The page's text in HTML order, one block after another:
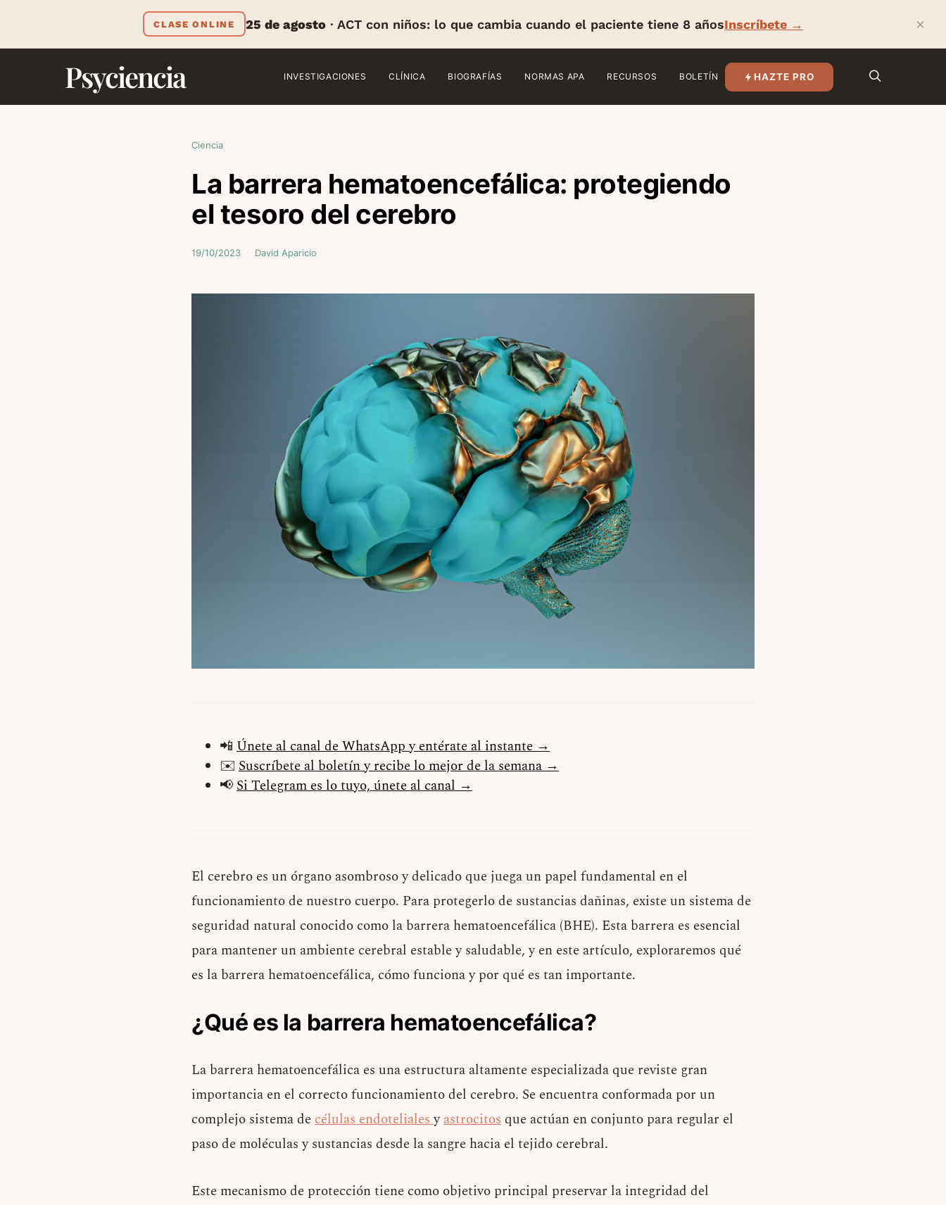
CLASE ONLINE 25 de agosto · ACT con niños: lo que cambia cuando el paciente tiene 8 añosInscríbete → ×
Psyciencia INVESTIGACIONES CLÍNICA BIOGRAFÍAS NORMAS APA RECURSOS BOLETÍN HAZTE PRO
Ciencia
La barrera hematoencefálica: protegiendo
el tesoro del cerebro
19/10/2023 David Aparicio
📲 Únete al canal de WhatsApp y entérate al instante →
✉️ Suscríbete al boletín y recibe lo mejor de la semana →
📢Si Telegram es lo tuyo, únete al canal →
El cerebro es un órgano asombroso y delicado que juega un papel fundamental en el
funcionamiento de nuestro cuerpo. Para protegerlo de sustancias dañinas, existe un sistema de
seguridad natural conocido como la barrera hematoencefálica (BHE). Esta barrera es esencial
para mantener un ambiente cerebral estable y saludable, y en este artículo, exploraremos qué
es la barrera hematoencefálica, cómo funciona y por qué es tan importante.
¿Qué es la barrera hematoencefálica?
La barrera hematoencefálica es una estructura altamente especializada que reviste gran
importancia en el correcto funcionamiento del cerebro. Se encuentra conformada por un
complejo sistema decélulas endotelialesyastrocitos que actúan en conjunto para regular el
paso de moléculas y sustancias desde la sangre hacia el tejido cerebral.
Este mecanismo de protección tiene como objetivo principal preservar la integridad del